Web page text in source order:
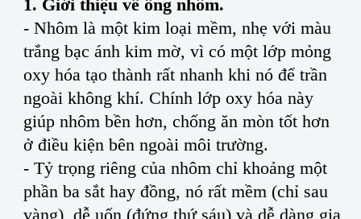
1. Giới thiệu về ống nhôm.
- Nhôm là một kim loại mềm, nhẹ với màu
trắng bạc ánh kim mờ, vì có một lớp mỏng
oxy hóa tạo thành rất nhanh khi nó để trần
ngoài không khí. Chính lớp oxy hóa này
giúp nhôm bền hơn, chống ăn mòn tốt hơn
ở điều kiện bên ngoài môi trường.
- Tỷ trọng riêng của nhôm chỉ khoảng một
phần ba sắt hay đồng, nó rất mềm (chỉ sau
vàng), dễ uốn (đứng thứ sáu) và dễ dàng gia